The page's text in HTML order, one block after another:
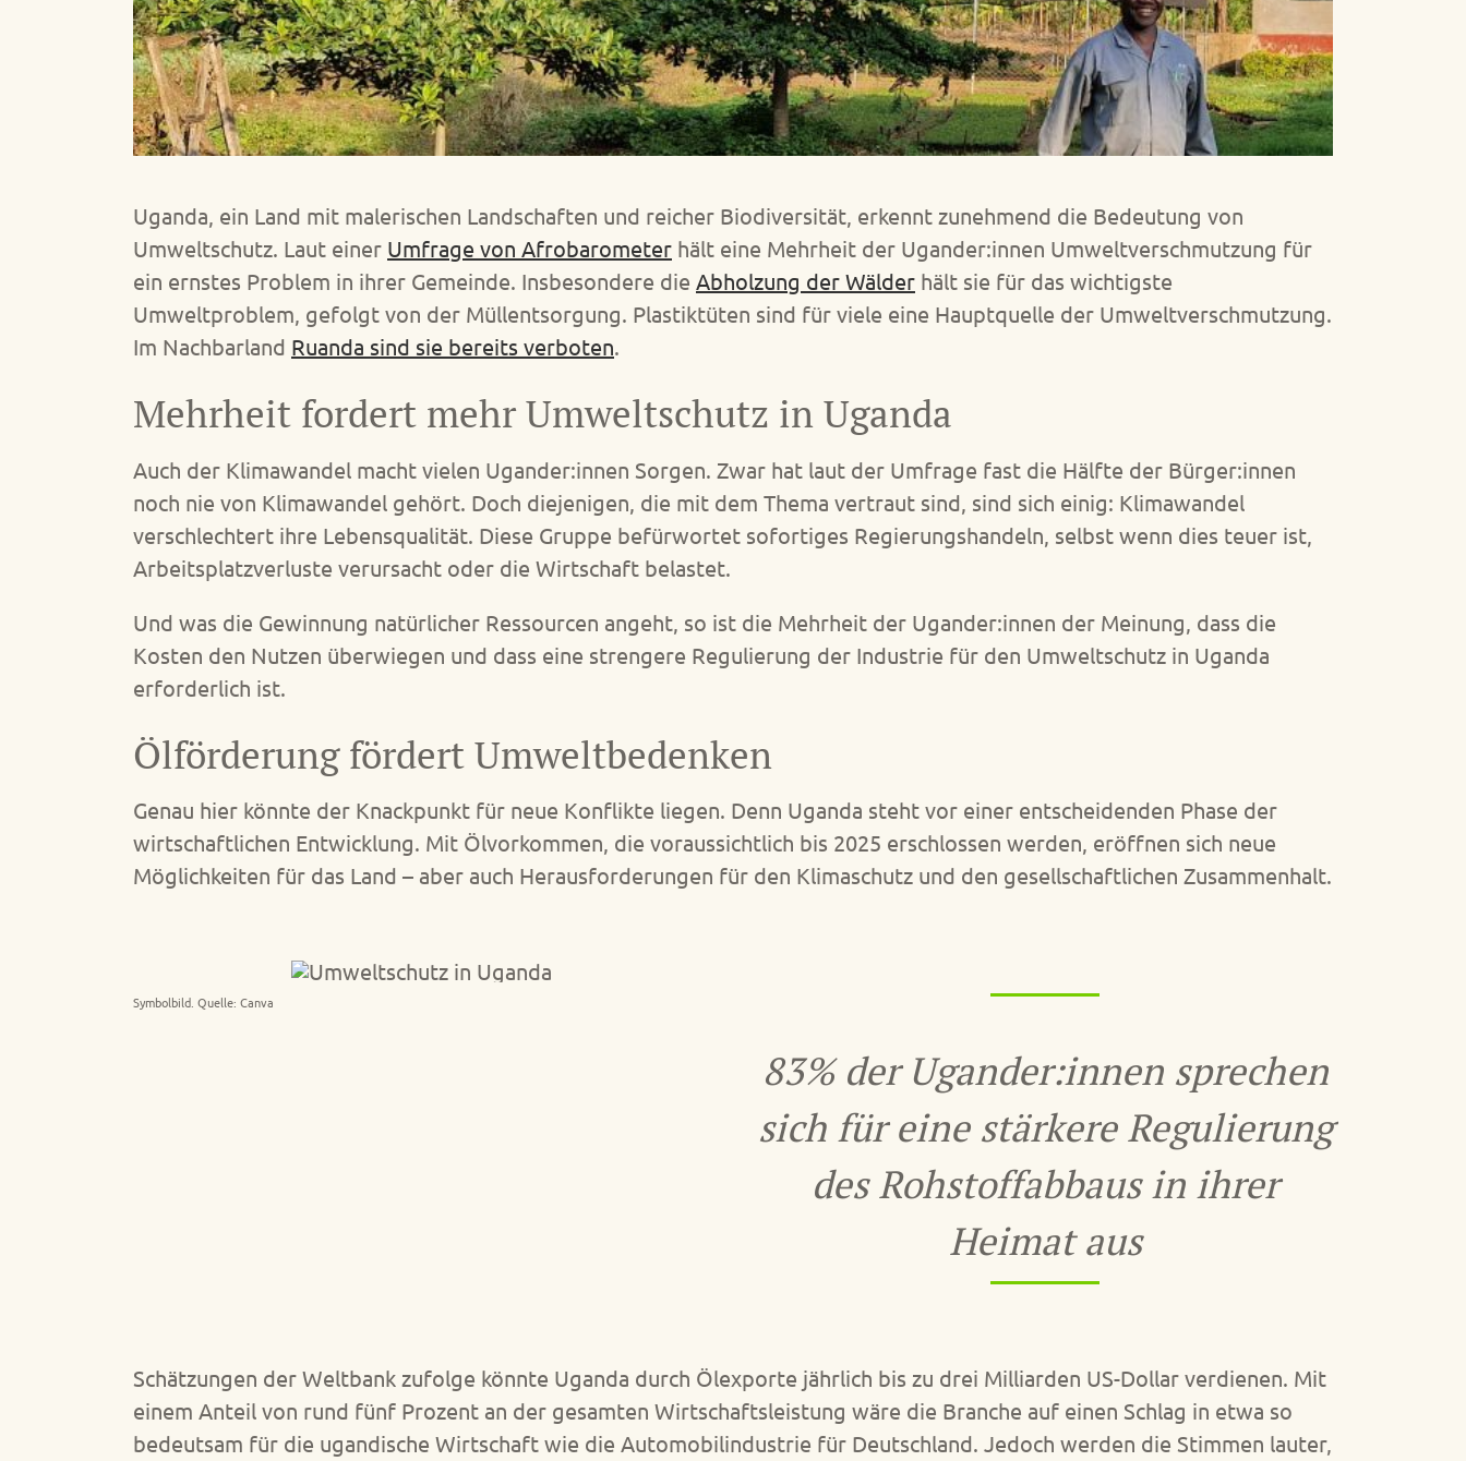
Uganda, ein Land mit malerischen Landschaften und reicher Biodiversität, erkennt zunehmend die Bedeutung von
Umweltschutz. Laut einer Umfrage von Afrobarometer hält eine Mehrheit der Ugander:innen Umweltverschmutzung für
ein ernstes Problem in ihrer Gemeinde. Insbesondere die Abholzung der Wälder hält sie für das wichtigste
Umweltproblem, gefolgt von der Müllentsorgung. Plastiktüten sind für viele eine Hauptquelle der Umweltverschmutzung.
Im Nachbarland Ruanda sind sie bereits verboten.
Mehrheit fordert mehr Umweltschutz in Uganda
Auch der Klimawandel macht vielen Ugander:innen Sorgen. Zwar hat laut der Umfrage fast die Hälfte der Bürger:innen
noch nie von Klimawandel gehört. Doch diejenigen, die mit dem Thema vertraut sind, sind sich einig: Klimawandel
verschlechtert ihre Lebensqualität. Diese Gruppe befürwortet sofortiges Regierungshandeln, selbst wenn dies teuer ist,
Arbeitsplatzverluste verursacht oder die Wirtschaft belastet.
Und was die Gewinnung natürlicher Ressourcen angeht, so ist die Mehrheit der Ugander:innen der Meinung, dass die
Kosten den Nutzen überwiegen und dass eine strengere Regulierung der Industrie für den Umweltschutz in Uganda
erforderlich ist.
Ölförderung fördert Umweltbedenken
Genau hier könnte der Knackpunkt für neue Konflikte liegen. Denn Uganda steht vor einer entscheidenden Phase der
wirtschaftlichen Entwicklung. Mit Ölvorkommen, die voraussichtlich bis 2025 erschlossen werden, eröffnen sich neue
Möglichkeiten für das Land – aber auch Herausforderungen für den Klimaschutz und den gesellschaftlichen Zusammenhalt.
Symbolbild. Quelle: Canva
83% der Ugander:innen sprechen
sich für eine stärkere Regulierung
des Rohstoffabbaus in ihrer
Heimat aus
Schätzungen der Weltbank zufolge könnte Uganda durch Ölexporte jährlich bis zu drei Milliarden US-Dollar verdienen. Mit
einem Anteil von rund fünf Prozent an der gesamten Wirtschaftsleistung wäre die Branche auf einen Schlag in etwa so
bedeutsam für die ugandische Wirtschaft wie die Automobilindustrie für Deutschland. Jedoch werden die Stimmen lauter,